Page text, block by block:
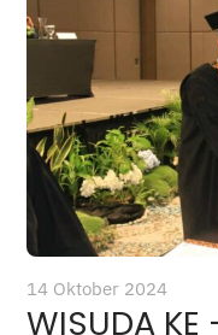
14 Oktober 2024
WISUDA KE